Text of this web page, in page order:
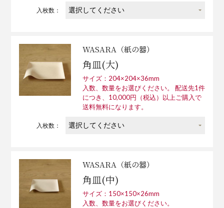
入枚数：
WASARA（紙の器）
角皿(大)
サイズ：204×204×36mm
入数、数量をお選びください。 配送先1件
につき、10,000円（税込）以上ご購入で
送料無料になります。
入枚数：
WASARA（紙の器）
角皿(中)
サイズ：150×150×26mm
入数、数量をお選びください。